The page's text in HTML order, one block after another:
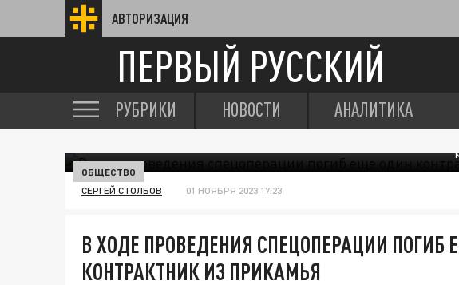
АВТОРИЗАЦИЯ
ПЕРВЫЙ РУССКИЙ
РУБРИКИ НОВОСТИ АНАЛИТИКА
ОБЩЕСТВО
СЕРГЕЙ СТОЛБОВ 01 НОЯБРЯ 2023 17:23
В ХОДЕ ПРОВЕДЕНИЯ СПЕЦОПЕРАЦИИ ПОГИБ
КОНТРАКТНИК ИЗ ПРИКАМЬЯ